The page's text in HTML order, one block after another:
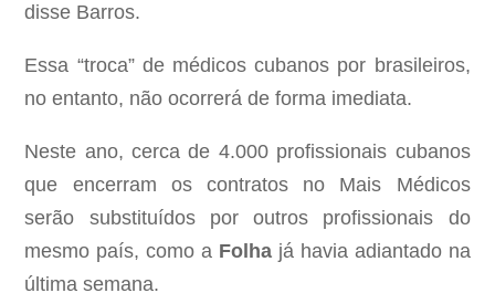
disse Barros.
Essa “troca” de médicos cubanos por brasileiros,
no entanto, não ocorrerá de forma imediata.
Neste ano, cerca de 4.000 profissionais cubanos
que encerram os contratos no Mais Médicos
serão substituídos por outros profissionais do
mesmo país, como a Folha já havia adiantado na
última semana.